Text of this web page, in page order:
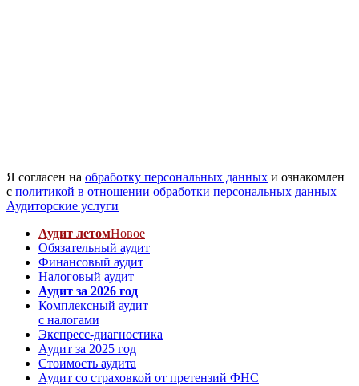
Я согласен на обработку персональных данных и ознакомлен
с политикой в отношении обработки персональных данных
Аудиторские услуги
Аудит летомНовое
Обязательный аудит
Финансовый аудит
Налоговый аудит
Аудит за 2026 год
Комплексный аудит
с налогами
Экспресс-диагностика
Аудит за 2025 год
Стоимость аудита
Аудит со страховкой от претензий ФНС